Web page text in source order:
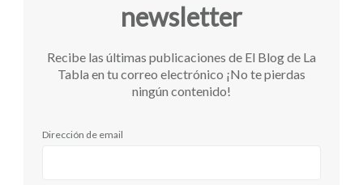
newsletter
Recibe las últimas publicaciones de El Blog de La
Tabla en tu correo electrónico ¡No te pierdas
ningún contenido!
Dirección de email